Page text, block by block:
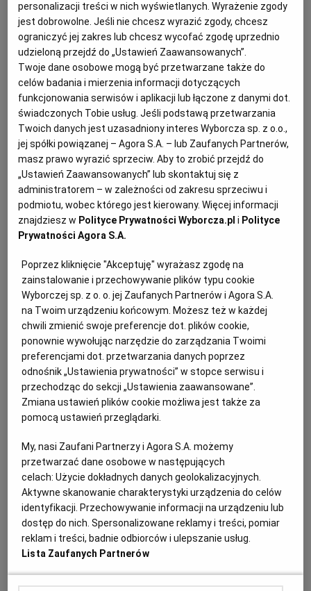
ZAKOPANE
ZIELONA GÓRA
800 ml jogurtu naturalnego (np. bałkańskiego)
3-4 ząbki czosnku
20 posiekanych orzechów włoskich
2 łyżki oliwy
sól, pieprz
Chłodnik bułgarski tarator –
przygotowanie:
1. Ogórka obieramy, usuwamy pestki i drobno kroimy
lub ścieramy na tarce o grubych oczkach. Koperek
drobno siekamy.
2. Jogurt roztrzepujemy (można go rozrzedzić
odrobiną wody), dodajemy przeciśnięty przez praskę
czosnek, orzechy, ogórka i koperek.
personalizacji treści w nich wyświetlanych. Wyrażenie zgody
jest dobrowolne. Jeśli nie chcesz wyrazić zgody, chcesz
ograniczyć jej zakres lub chcesz wycofać zgodę uprzednio
udzieloną przejdź do „Ustawień Zaawansowanych”.
Twoje dane osobowe mogą być przetwarzane także do
celów badania i mierzenia informacji dotyczących
funkcjonowania serwisów i aplikacji lub łączone z danymi dot.
świadczonych Tobie usług. Jeśli podstawą przetwarzania
Twoich danych jest uzasadniony interes Wyborcza sp. z o.o.,
jej spółki powiązanej – Agora S.A. – lub Zaufanych Partnerów,
masz prawo wyrazić sprzeciw. Aby to zrobić przejdź do
„Ustawień Zaawansowanych” lub skontaktuj się z
administratorem – w zależności od zakresu sprzeciwu i
podmiotu, wobec którego jest kierowany. Więcej informacji
znajdziesz w Polityce Prywatności Wyborcza.pl i Polityce
Prywatności Agora S.A.
Poprzez kliknięcie "Akceptuję" wyrażasz zgodę na
zainstalowanie i przechowywanie plików typu cookie
Wyborczej sp. z o. o. jej Zaufanych Partnerów i Agora S.A.
na Twoim urządzeniu końcowym. Możesz też w każdej
chwili zmienić swoje preferencje dot. plików cookie,
ponownie wywołując narzędzie do zarządzania Twoimi
preferencjami dot. przetwarzania danych poprzez
odnośnik „Ustawienia prywatności” w stopce serwisu i
przechodząc do sekcji „Ustawienia zaawansowane”.
Zmiana ustawień plików cookie możliwa jest także za
pomocą ustawień przeglądarki.
My, nasi Zaufani Partnerzy i Agora S.A. możemy
przetwarzać dane osobowe w następujących
celach:Użycie dokładnych danych geolokalizacyjnych.
Aktywne skanowanie charakterystyki urządzenia do celów
identyfikacji. Przechowywanie informacji na urządzeniu lub
dostęp do nich. Spersonalizowane reklamy i treści, pomiar
reklam i treści, badnie odbiorców i ulepszanie usług.
Lista Zaufanych Partnerów